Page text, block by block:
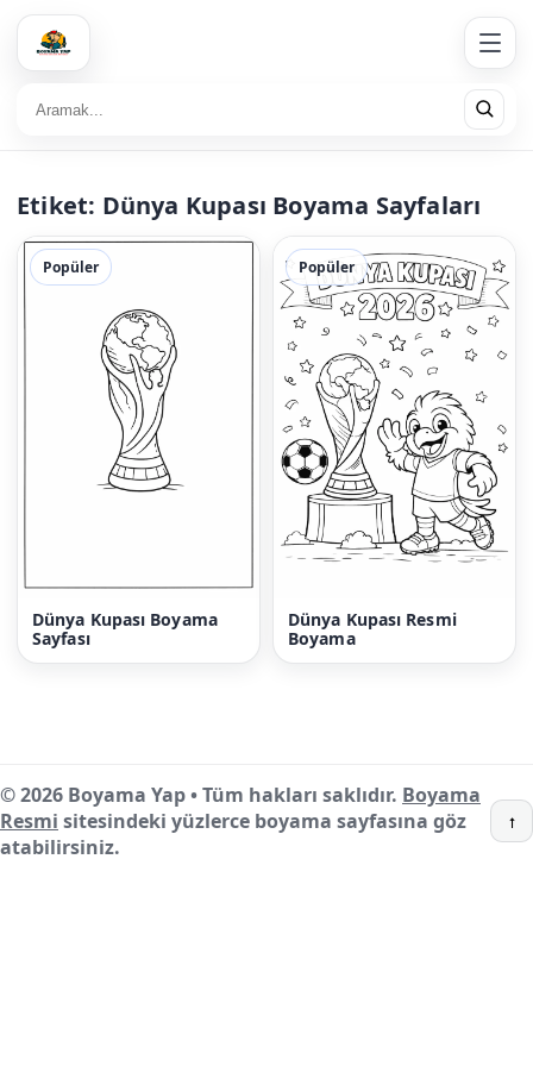
Etiket: Dünya Kupası Boyama Sayfaları
Popüler
Dünya Kupası Boyama
Sayfası
Popüler
Dünya Kupası Resmi
Boyama
© 2026 Boyama Yap • Tüm hakları saklıdır. Boyama
Resmi sitesindeki yüzlerce boyama sayfasına göz
atabilirsiniz.
↑